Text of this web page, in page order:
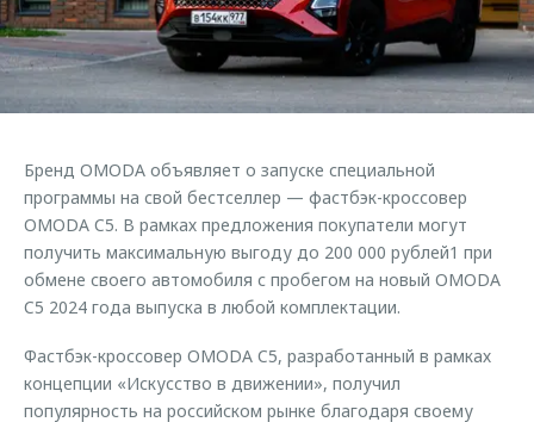
Страхование
Кредитный калькулятор
Аксессуары
Оригинальные аксессуары
Запчасти
Трейд-ин
Калькулятор трейд-ин
Клиентская поддержка
O&J Автоклуб
Клуб владельцев OMODA
Аксессуары
Одежда и сувениры
Оригинальные аксессуары
Запчасти
Обратная связь
Бренд OMODA объявляет о запуске специальной
программы на свой бестселлер — фастбэк-кроссовер
OMODA C5. В рамках предложения покупатели могут
получить максимальную выгоду до 200 000 рублей1 при
обмене своего автомобиля с пробегом на новый OMODA
C5 2024 года выпуска в любой комплектации.
Фастбэк-кроссовер OMODA C5, разработанный в рамках
концепции «Искусство в движении», получил
популярность на российском рынке благодаря своему